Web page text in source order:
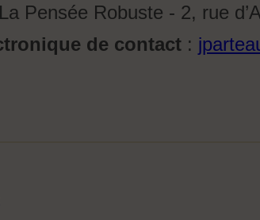
Pensée Robuste - 2, rue
de contact :